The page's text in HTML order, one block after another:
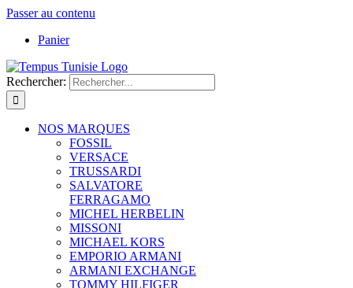
Passer au contenu
Panier
Rechercher:
NOS MARQUES
FOSSIL
VERSACE
TRUSSARDI
SALVATORE
FERRAGAMO
MICHEL HERBELIN
MISSONI
MICHAEL KORS
EMPORIO ARMANI
ARMANI EXCHANGE
TOMMY HILFIGER